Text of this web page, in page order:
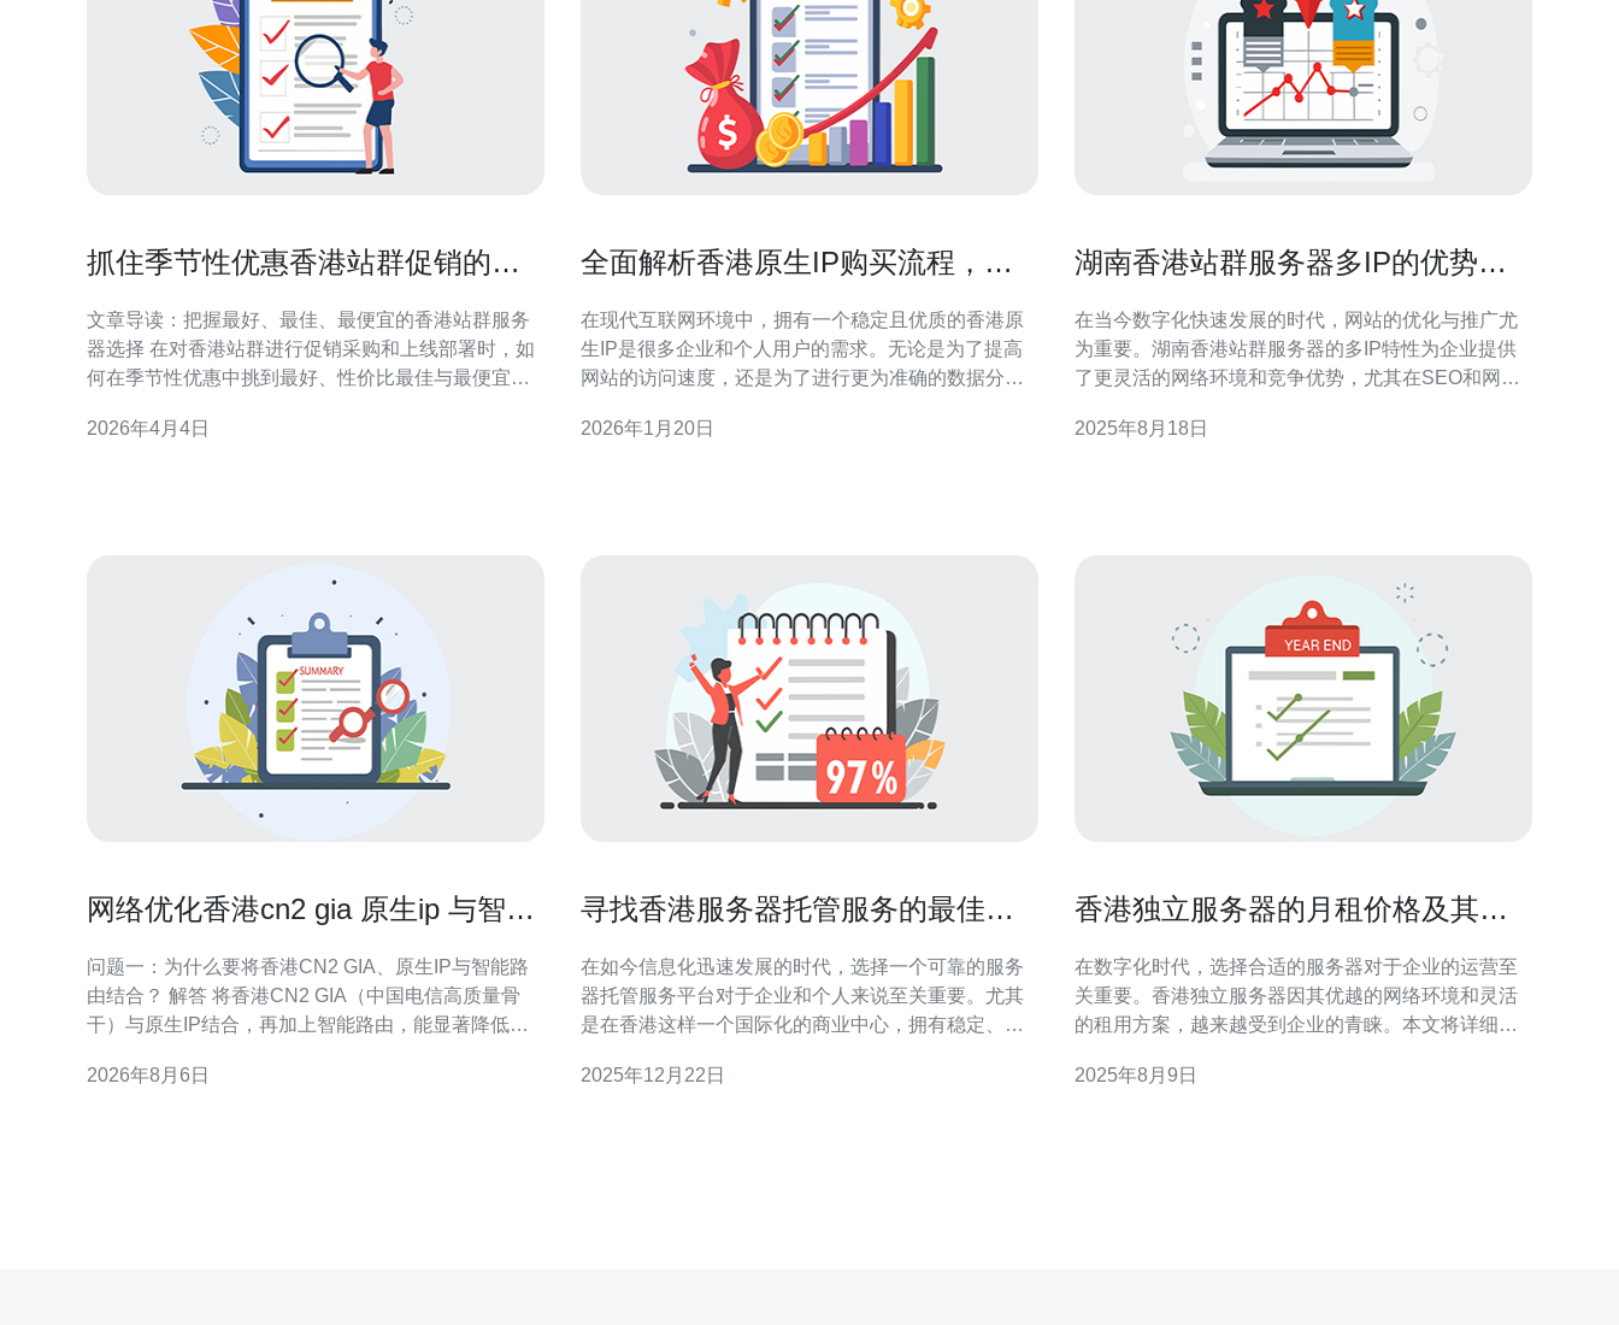
抓住季节性优惠香港站群促销的采
文章导读：把握最好、最佳、最便宜的香港站群服务
器选择 在对香港站群进行促销采购和上线部署时，如
何在季节性优惠中挑到最好、性价比最佳与最便宜的
IP规划、自动化上线、以及运维与安全四个维度，给
2026年4月4日
全面解析香港原生IP购买流程，让
在现代互联网环境中，拥有一个稳定且优质的香港原
生IP是很多企业和个人用户的需求。无论是为了提高
网站的访问速度，还是为了进行更为准确的数据分
细介绍香港原生IP的购买流程，帮助你轻松上手，找
2026年1月20日
湖南香港站群服务器多IP的优势与
在当今数字化快速发展的时代，网站的优化与推广尤
为重要。湖南香港站群服务器的多IP特性为企业提供
了更灵活的网络环境和竞争优势，尤其在SEO和网络
服务器的优势以及具体的使用场景。 多IP站群服务器
2025年8月18日
网络优化香港cn2 gia 原生ip 与智能
问题一：为什么要将香港CN2 GIA、原生IP与智能路
由结合？ 解答 将香港CN2 GIA（中国电信高质量骨
干）与原生IP结合，再加上智能路由，能显著降低大
享地址带来的连通性问题，并借助智能策略实现按业
2026年8月6日
寻找香港服务器托管服务的最佳平
在如今信息化迅速发展的时代，选择一个可靠的服务
器托管服务平台对于企业和个人来说至关重要。尤其
是在香港这样一个国际化的商业中心，拥有稳定、高
支持。那么，如何寻找香港服务器托管服务的最佳平
2025年12月22日
香港独立服务器的月租价格及其优
在数字化时代，选择合适的服务器对于企业的运营至
关重要。香港独立服务器因其优越的网络环境和灵活
的租用方案，越来越受到企业的青睐。本文将详细分
出明智的决策。 香港独立服务器的月租价格是多少？
2025年8月9日